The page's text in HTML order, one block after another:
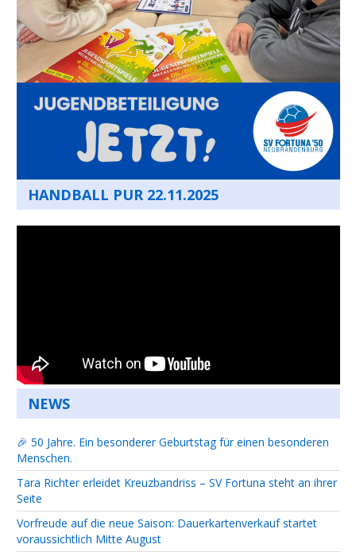
HANDBALL PUR 22.11.2025
NEWS
🎉 50 Jahre. Ein besonderer Geburtstag für einen besonderen
Menschen.
Tara Richter erleidet Kreuzbandriss – SV Fortuna steht an ihrer
Seite
Vorfreude auf die neue Saison: Dauerkartenverkauf startet
voraussichtlich Mitte August